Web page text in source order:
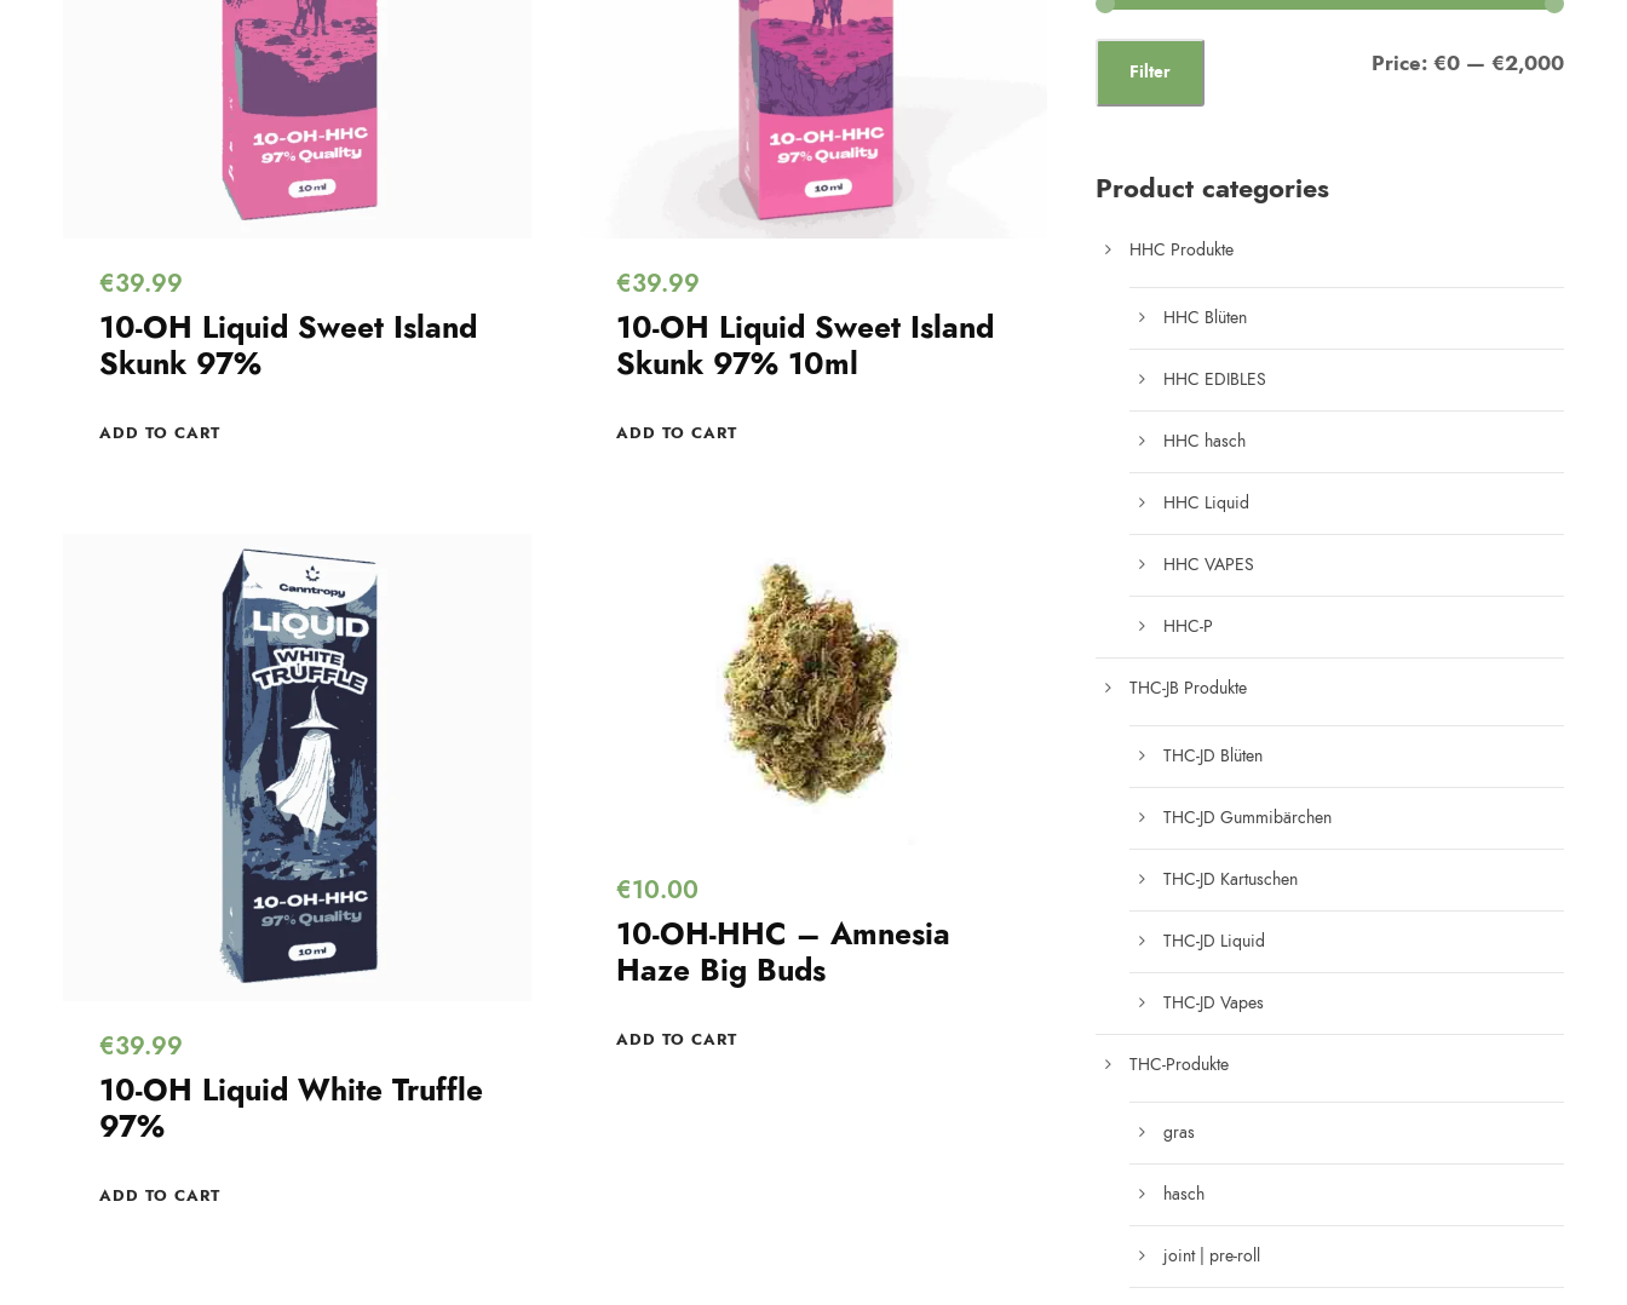
€39.99
10-OH Liquid Sweet Island
Skunk 97%
ADD TO CART
€39.99
10-OH Liquid Sweet Island
Skunk 97% 10ml
ADD TO CART
€39.99
10-OH Liquid White Truffle
97%
ADD TO CART
€10.00
10-OH-HHC – Amnesia
Haze Big Buds
ADD TO CART
Filter Price: €0 — €2,000
Product categories
HHC Produkte
HHC Blüten
HHC EDIBLES
HHC hasch
HHC Liquid
HHC VAPES
HHC-P
THC-JB Produkte
THC-JD Blüten
THC-JD Gummibärchen
THC-JD Kartuschen
THC-JD Liquid
THC-JD Vapes
THC-Produkte
gras
hasch
joint | pre-roll